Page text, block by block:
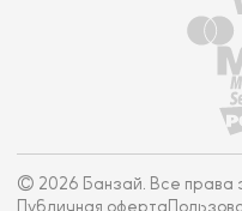
© 2026 Банзай. Все права
Публичная оферта